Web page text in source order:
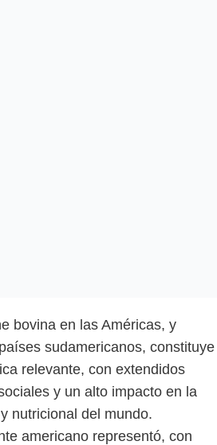
bovina en las Américas, y
sudamericanos, constituye
relevante, con extendidos
y un alto impacto en la
nutricional del mundo.
americano representó, con